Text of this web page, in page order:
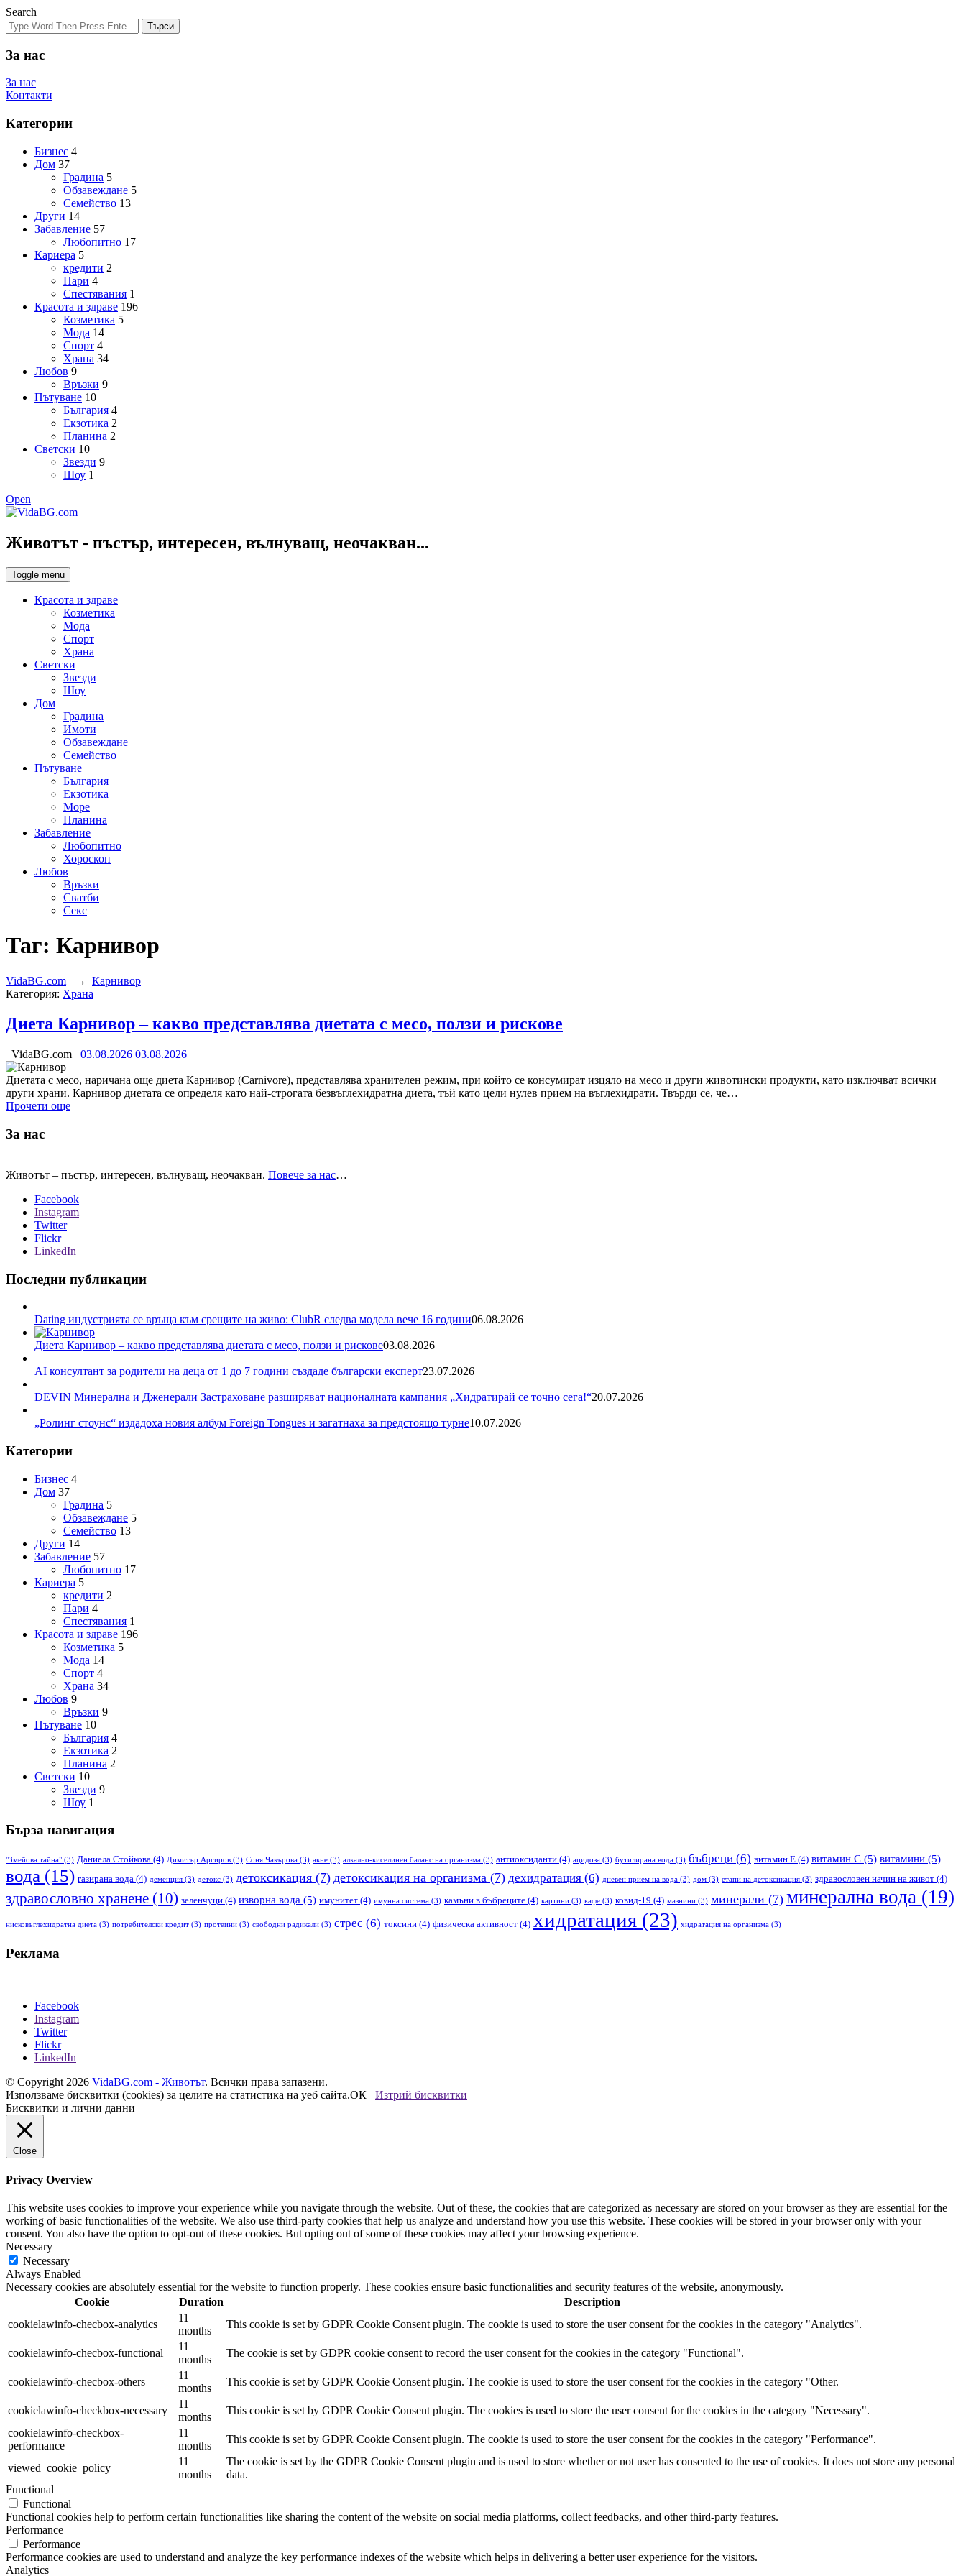
Search
Търси
За нас
За нас
Контакти
Категории
Бизнес 4
Дом 37
Градина 5
Обзавеждане 5
Семейство 13
Други 14
Забавление 57
Любопитно 17
Кариера 5
кредити 2
Пари 4
Спестявания 1
Красота и здраве 196
Козметика 5
Мода 14
Спорт 4
Храна 34
Любов 9
Връзки 9
Пътуване 10
България 4
Екзотика 2
Планина 2
Светски 10
Звезди 9
Шоу 1
Open
Животът - пъстър, интересен, вълнуващ, неочакван...
Toggle menu
Красота и здраве
Козметика
Мода
Спорт
Храна
Светски
Звезди
Шоу
Дом
Градина
Имоти
Обзавеждане
Семейство
Пътуване
България
Екзотика
Море
Планина
Забавление
Любопитно
Хороскоп
Любов
Връзки
Сватби
Секс
Таг: Карнивор
VidaBG.com → Карнивор
Категория: Храна
Диета Карнивор – какво представлява диетата с месо, ползи и рискове
VidaBG.com 03.08.2026 03.08.2026
Диетата с месо, наричана още диета Карнивор (Carnivore), представлява хранителен режим, при който се консумират изцяло на месо и други животински продукти, като изключват всички
други храни. Карнивор диетата се определя като най-строгата безвъглехидратна диета, тъй като цели нулев прием на въглехидрати. Твърди се, че…
Прочети още
За нас
Животът – пъстър, интересен, вълнуващ, неочакван. Повече за нас…
Facebook
Instagram
Twitter
Flickr
LinkedIn
Последни публикации
Dating индустрията се връща към срещите на живо: ClubR следва модела вече 16 години06.08.2026
Диета Карнивор – какво представлява диетата с месо, ползи и рискове03.08.2026
AI консултант за родители на деца от 1 до 7 години създаде български експерт23.07.2026
DEVIN Минерална и Дженерали Застраховане разширяват националната кампания „Хидратирай се точно сега!“20.07.2026
„Ролинг стоунс“ издадоха новия албум Foreign Tongues и загатнаха за предстоящо турне10.07.2026
Категории
Бизнес 4
Дом 37
Градина 5
Обзавеждане 5
Семейство 13
Други 14
Забавление 57
Любопитно 17
Кариера 5
кредити 2
Пари 4
Спестявания 1
Красота и здраве 196
Козметика 5
Мода 14
Спорт 4
Храна 34
Любов 9
Връзки 9
Пътуване 10
България 4
Екзотика 2
Планина 2
Светски 10
Звезди 9
Шоу 1
Бърза навигация
"Змейова тайна" (3) Даниела Стойкова (4) Димитър Аргиров (3) Соня Чакърова (3) акне (3) алкално-киселинен баланс на организма (3) антиоксиданти (4) ацидоза (3) бутилирана вода (3) бъбреци (6) витамин Е (4) витамин С (5) витамини (5)
вода (15) газирана вода (4) деменция (3) детокс (3) детоксикация (7) детоксикация на организма (7) дехидратация (6) дневен прием на вода (3) дом (3) етапи на детоксикация (3) здравословен начин на живот (4)
здравословно хранене (10) зеленчуци (4) изворна вода (5) имунитет (4) имунна система (3) камъни в бъбреците (4) картини (3) кафе (3) ковид-19 (4) мазнини (3) минерали (7) минерална вода (19)
нисковъглехидратна диета (3) потребителски кредит (3) протеини (3) свободни радикали (3) стрес (6) токсини (4) физическа активност (4) хидратация (23) хидратация на организма (3)
Реклама
Facebook
Instagram
Twitter
Flickr
LinkedIn
© Copyright 2026 VidaBG.com - Животът. Всички права запазени.
Използваме бисквитки (cookies) за целите на статистика на уеб сайта.ОК
Изтрий бисквитки
Бисквитки и лични данни
Close
Privacy Overview
This website uses cookies to improve your experience while you navigate through the website. Out of these, the cookies that are categorized as necessary are stored on your browser as they are essential for the
working of basic functionalities of the website. We also use third-party cookies that help us analyze and understand how you use this website. These cookies will be stored in your browser only with your
consent. You also have the option to opt-out of these cookies. But opting out of some of these cookies may affect your browsing experience.
Necessary
Necessary
Always Enabled
Necessary cookies are absolutely essential for the website to function properly. These cookies ensure basic functionalities and security features of the website, anonymously.
Cookie
Duration
Description
cookielawinfo-checbox-analytics
11
months
This cookie is set by GDPR Cookie Consent plugin. The cookie is used to store the user consent for the cookies in the category "Analytics".
cookielawinfo-checbox-functional
11
months
The cookie is set by GDPR cookie consent to record the user consent for the cookies in the category "Functional".
cookielawinfo-checbox-others
11
months
This cookie is set by GDPR Cookie Consent plugin. The cookie is used to store the user consent for the cookies in the category "Other.
cookielawinfo-checkbox-necessary
11
months
This cookie is set by GDPR Cookie Consent plugin. The cookies is used to store the user consent for the cookies in the category "Necessary".
cookielawinfo-checkbox-
performance
11
months
This cookie is set by GDPR Cookie Consent plugin. The cookie is used to store the user consent for the cookies in the category "Performance".
viewed_cookie_policy
11
months
The cookie is set by the GDPR Cookie Consent plugin and is used to store whether or not user has consented to the use of cookies. It does not store any personal
data.
Functional
Functional
Functional cookies help to perform certain functionalities like sharing the content of the website on social media platforms, collect feedbacks, and other third-party features.
Performance
Performance
Performance cookies are used to understand and analyze the key performance indexes of the website which helps in delivering a better user experience for the visitors.
Analytics